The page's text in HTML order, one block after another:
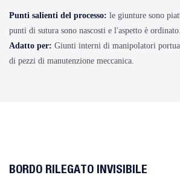
Punti salienti del processo: le giunture sono
punti di sutura sono nascosti e l'aspetto è ordinato.
Adatto per: Giunti interni di manipolatori
di pezzi di manutenzione meccanica.
BORDO RILEGATO INVISIBILE